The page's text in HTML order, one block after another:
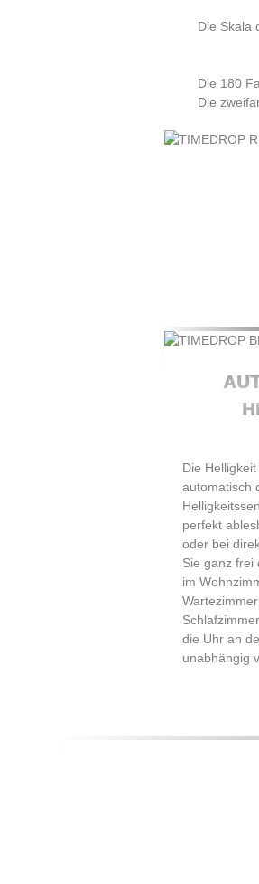
Die Skala
Die 180
Die
Die
automatisch
perfekt
oder bei
Sie ganz frei
im
die Uhr an
unabhängig